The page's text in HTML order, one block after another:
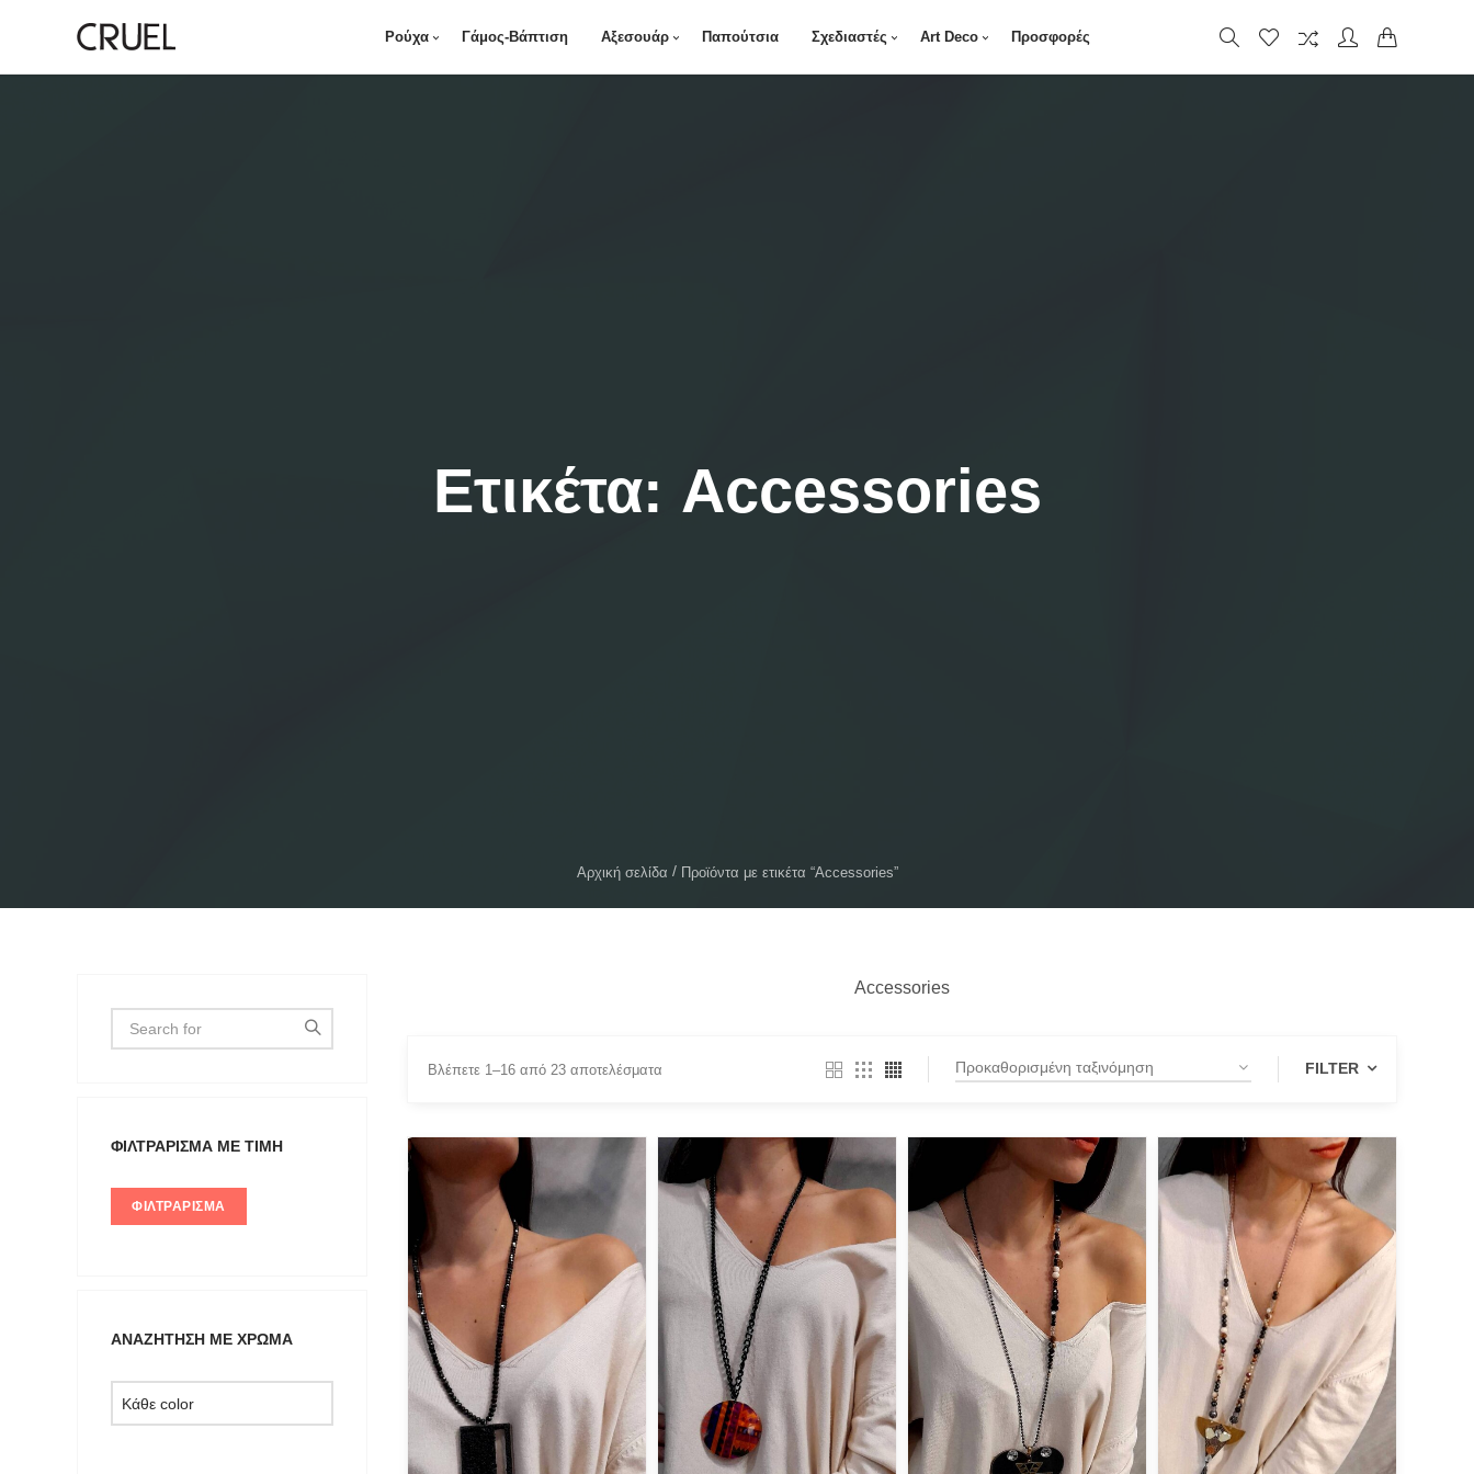
Ρούχα Γάμος-Βάπτιση Αξεσουάρ Παπούτσια Σχεδιαστές Art Deco Προσφορές
Ετικέτα: Accessories
Αρχική σελίδα Προϊόντα με ετικέτα “Accessories”
Accessories
Βλέπετε 1–16 από 23 αποτελέσματα FILTER
blue
Light Nude (1)
Pearl White
Red (1)
Silver (1)
PRODUCT CATEGORIES
Actitude Twinset
ANTIDOTE KNITWEAR
ARGALIOS
Art Deco
BUFFALO
C-THROU
CABAIA
CANADIAN CLASSICS
ΦΙΛΤΡΆΡΙΣΜΑ ΜΕ ΤΙΜΉ
ΦΙΛΤΡΆΡΙΣΜΑ
ΑΝΑΖΉΤΗΣΗ ΜΕ ΧΡΏΜΑ